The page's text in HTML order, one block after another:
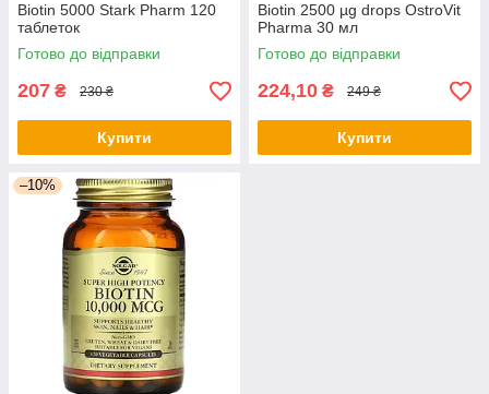
Biotin 5000 Stark Pharm 120
таблеток
Готово до відправки
207 ₴ 230 ₴
Купити
Biotin 2500 µg drops OstroVit
Pharma 30 мл
Готово до відправки
224,10 ₴ 249 ₴
Купити
–10%